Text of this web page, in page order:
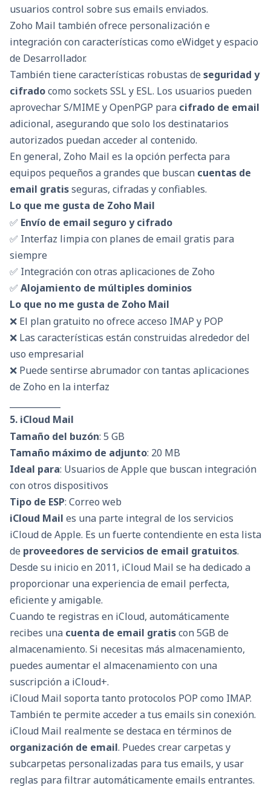
usuarios control sobre sus emails enviados.
Zoho Mail también ofrece personalización e
integración con características como eWidget y espacio
de Desarrollador.
También tiene características robustas de seguridad y
cifradocomo sockets SSL y ESL. Los usuarios pueden
aprovechar S/MIME y OpenPGP para cifrado de email
adicional, asegurando que solo los destinatarios
autorizados puedan acceder al contenido.
En general, Zoho Mail es la opción perfecta para
equipos pequeños a grandes que buscan cuentas de
email gratisseguras, cifradas y confiables.
Lo que me gusta de Zoho Mail
✅ Envío de email seguro y cifrado
✅ Interfaz limpia con planes de email gratis para
siempre
✅ Integración con otras aplicaciones de Zoho
✅ Alojamiento de múltiples dominios
Lo que no me gusta de Zoho Mail
❌ El plan gratuito no ofrece acceso IMAP y POP
❌ Las características están construidas alrededor del
uso empresarial
❌ Puede sentirse abrumador con tantas aplicaciones
de Zoho en la interfaz
5. iCloud Mail
Tamaño del buzón: 5 GB
Tamaño máximo de adjunto: 20 MB
Ideal para: Usuarios de Apple que buscan integración
con otros dispositivos
Tipo de ESP: Correo web
iCloud Mail es una parte integral de los servicios
iCloud de Apple. Es un fuerte contendiente en esta lista
de proveedores de servicios de email gratuitos.
Desde su inicio en 2011, iCloud Mail se ha dedicado a
proporcionar una experiencia de email perfecta,
eficiente y amigable.
Cuando te registras en iCloud, automáticamente
recibes una cuenta de email gratiscon 5GB de
almacenamiento. Si necesitas más almacenamiento,
puedes aumentar el almacenamiento con una
suscripción a iCloud+.
iCloud Mail soporta tanto protocolos POP como IMAP.
También te permite acceder a tus emails sin conexión.
iCloud Mail realmente se destaca en términos de
organización de email. Puedes crear carpetas y
subcarpetas personalizadas para tus emails, y usar
reglas para filtrar automáticamente emails entrantes.